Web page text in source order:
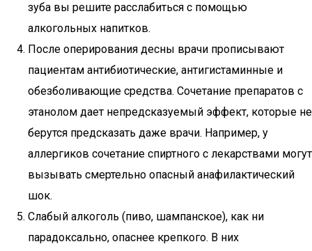
зуба вы решите расслабиться с помощью
алкогольных напитков.
После оперирования десны врачи прописывают
пациентам антибиотические, антигистаминные и
обезболивающие средства. Сочетание препаратов с
этанолом дает непредсказуемый эффект, которые не
берутся предсказать даже врачи. Например, у
аллергиков сочетание спиртного с лекарствами могут
вызывать смертельно опасный анафилактический
шок.
Слабый алкоголь (пиво, шампанское), как ни
парадоксально, опаснее крепкого. В них